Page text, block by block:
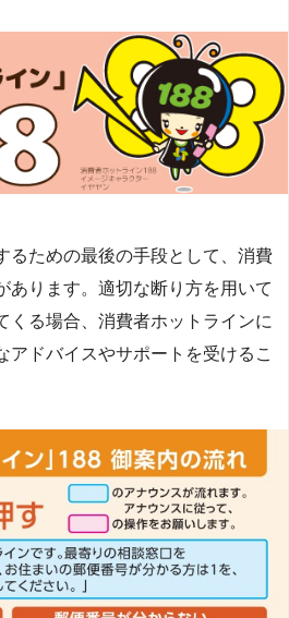
るための最後の手段として、消費
あります。適切な断り方を用いて
くる場合、消費者ホットラインに
アドバイスやサポートを受けるこ